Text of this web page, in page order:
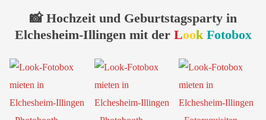
📸 Hochzeit und Geburtstagsparty in
Elchesheim-Illingen mit der Look Fotobox